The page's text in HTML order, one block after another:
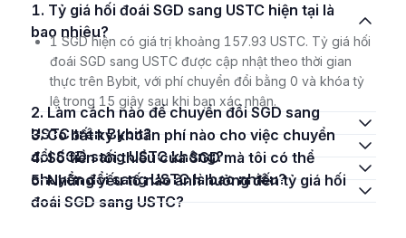
1. Tỷ giá hối đoái SGD sang USTC hiện tại là
bao nhiêu?
1 SGD hiện có giá trị khoảng 157.93 USTC. Tỷ giá hối
đoái SGD sang USTC được cập nhật theo thời gian
thực trên Bybit, với phí chuyển đổi bằng 0 và khóa tỷ
lệ trong 15 giây sau khi bạn xác nhận.
2. Làm cách nào để chuyển đổi SGD sang
USTC trên Bybit?
3. Có bất kỳ khoản phí nào cho việc chuyển
đổi SGD sang USTC không?
4. Số tiền tối thiểu của SGD mà tôi có thể
chuyển đổi sang USTC là bao nhiêu?
5. Những yếu tố nào ảnh hưởng đến tỷ giá hối
đoái SGD sang USTC?